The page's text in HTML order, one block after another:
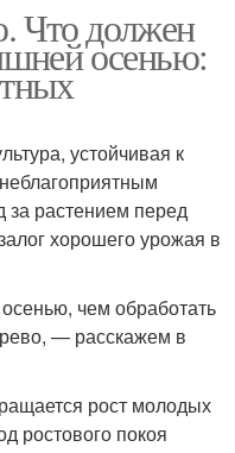
Что должен
осенью:
устойчивая к
растением перед
хорошего урожая в
чем обработать
— расскажем в
рост молодых
ростового покоя